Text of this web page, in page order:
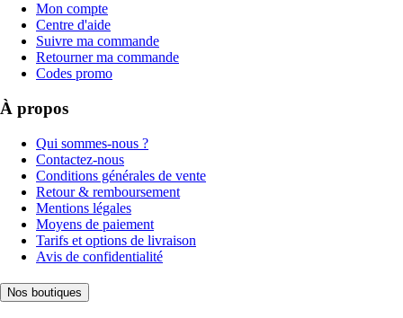
Mon compte
Centre d'aide
Suivre ma commande
Retourner ma commande
Codes promo
À propos
Qui sommes-nous ?
Contactez-nous
Conditions générales de vente
Retour & remboursement
Mentions légales
Moyens de paiement
Tarifs et options de livraison
Avis de confidentialité
Nos boutiques